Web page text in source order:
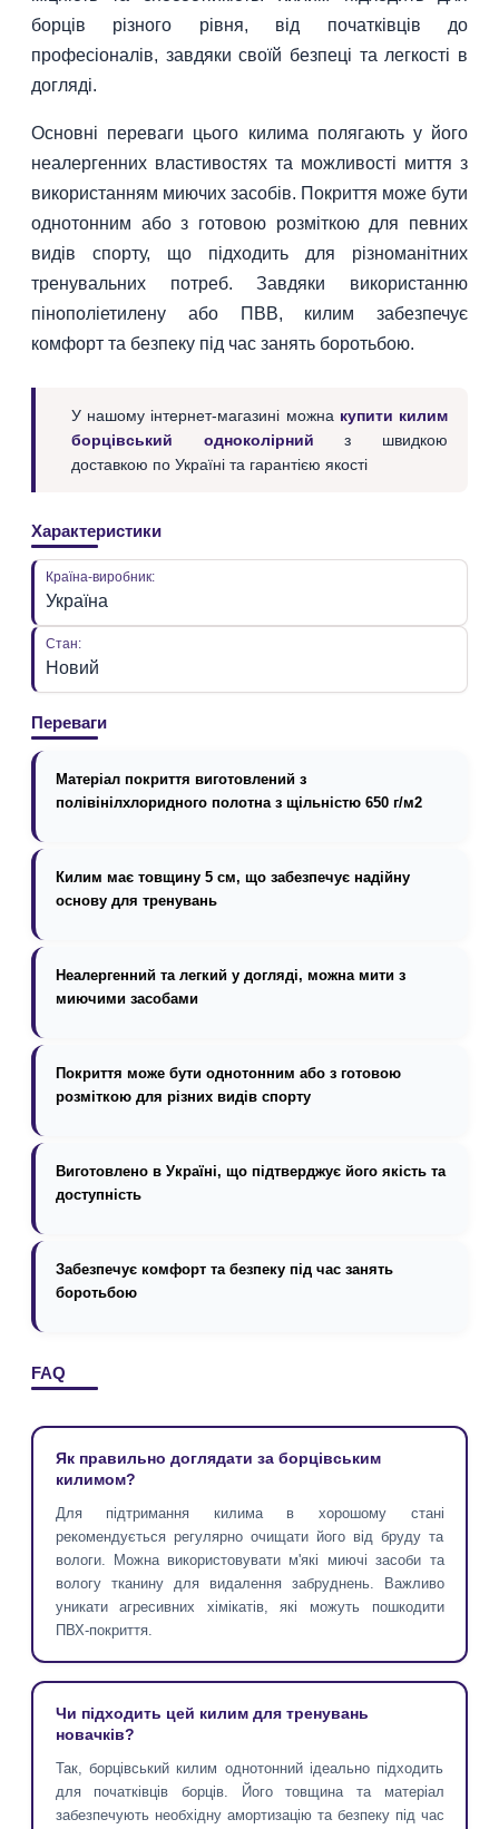
борців різного рівня, від початківців до
професіоналів, завдяки своїй безпеці та легкості в
догляді.
Основні переваги цього килима полягають у його
неалергенних властивостях та можливості миття з
використанням миючих засобів. Покриття може бути
однотонним або з готовою розміткою для певних
видів спорту, що підходить для різноманітних
тренувальних потреб. Завдяки використанню
пінополіетилену або ПВВ, килим забезпечує
комфорт та безпеку під час занять боротьбою.
У нашому інтернет-магазині можна купити килим
борцівський одноколірний з швидкою
доставкою по Україні та гарантією якості
Характеристики
Країна-виробник:
Україна
Стан:
Новий
Переваги
Матеріал покриття виготовлений з
полівінілхлоридного полотна з щільністю 650 г/м2
Килим має товщину 5 см, що забезпечує надійну
основу для тренувань
Неалергенний та легкий у догляді, можна мити з
миючими засобами
Покриття може бути однотонним або з готовою
розміткою для різних видів спорту
Виготовлено в Україні, що підтверджує його якість та
доступність
Забезпечує комфорт та безпеку під час занять
боротьбою
FAQ
Як правильно доглядати за борцівським
килимом?
Для підтримання килима в хорошому стані
рекомендується регулярно очищати його від бруду та
вологи. Можна використовувати м'які миючі засоби та
вологу тканину для видалення забруднень. Важливо
уникати агресивних хімікатів, які можуть пошкодити
ПВХ-покриття.
Чи підходить цей килим для тренувань
новачків?
Так, борцівський килим однотонний ідеально підходить
для початківців борців. Його товщина та матеріал
забезпечують необхідну амортизацію та безпеку під час